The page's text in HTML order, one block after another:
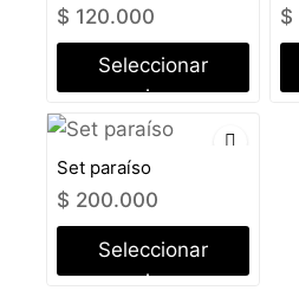
$ 120.000
Seleccionar
opciones
$
Set paraíso
$ 200.000
Seleccionar
opciones